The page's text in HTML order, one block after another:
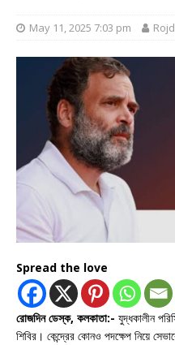
May 11, 2025 7:03 pm
Spread the love
রোজদিন ডেস্ক, কলকাতা:- যুদ্ধকালীন
শিবির। কেন্দ্রের কোনও পদক্ষেপ নিয়ে